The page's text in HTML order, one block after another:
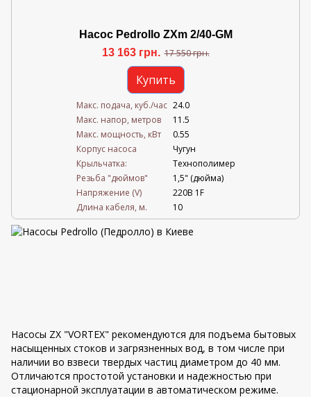
Насос Pedrollo ZXm 2/40-GM
13 163 грн. 17 550 грн.
Купить
Mакс. подача, куб./час 24.0
Maкс. напор, метров
11.5
Mакс. мощность, кВт
0.55
Корпус насоса
Чугун
Крыльчатка:
Технополимер
Резьба "дюймов"
1,5" (дюйма)
Напряжение (V)
220В 1F
Длина кабеля, м.
10
Насосы ZX "VORTEX" рекомендуются для подъема бытовых
насыщенных стоков и загрязненных вод, в том числе при
наличии во взвеси твердых частиц диаметром до 40 мм.
Отличаются простотой установки и надежностью при
стационарной эксплуатации в автоматическом режиме.